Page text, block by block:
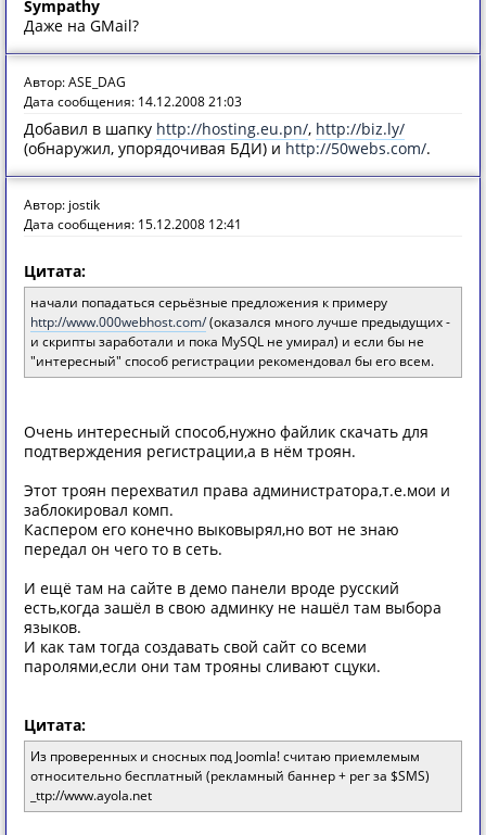
Sympathy
Даже на GMail?
Автор: ASE_DAG
Дата сообщения: 14.12.2008 21:03
Добавил в шапку http://hosting.eu.pn/, http://biz.ly/
(обнаружил, упорядочивая БДИ) и http://50webs.com/.
Автор: jostik
Дата сообщения: 15.12.2008 12:41
Цитата:
начали попадаться серьёзные предложения к примеру
http://www.000webhost.com/(оказался много лучше предыдущих -
и скрипты заработали и пока MySQL не умирал) и если бы не
"интересный" способ регистрации рекомендовал бы его всем.
Очень интересный способ,нужно файлик скачать для
подтверждения регистрации,а в нём троян.
Этот троян перехватил права администратора,т.е.мои и
заблокировал комп.
Каспером его конечно выковырял,но вот не знаю
передал он чего то в сеть.
И ещё там на сайте в демо панели вроде русский
есть,когда зашёл в свою админку не нашёл там выбора
языков.
И как там тогда создавать свой сайт со всеми
паролями,если они там трояны сливают сцуки.
Цитата:
Из проверенных и сносных под Joomla! считаю приемлемым
относительно бесплатный (рекламный баннер + рег за $SMS)
_ttp://www.ayola.net